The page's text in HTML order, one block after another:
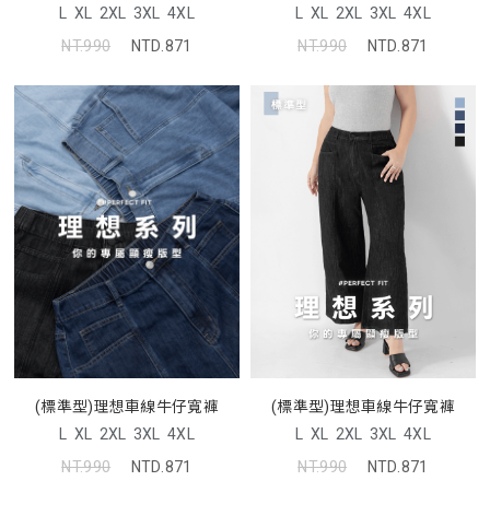
L XL 2XL 3XL 4XL
NT.990
NTD.871
L XL 2XL 3XL 4XL
NT.990
NTD.871
(標準型)理想車線牛仔寬褲
L XL 2XL 3XL 4XL
NT.990
NTD.871
(標準型)理想車線牛仔寬褲
L XL 2XL 3XL 4XL
NT.990
NTD.871